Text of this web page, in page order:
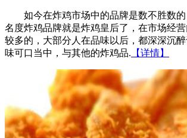
如今在炸鸡市场中的品牌是数不胜数的
名度炸鸡品牌就是炸鸡皇后了，在市场经
较多的，大部分人在品味以后，都深深沉
味可口当中，与其他的炸鸡品. 【详情】